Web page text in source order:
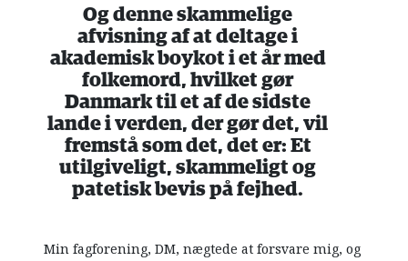
Og denne skammelige
afvisning af at deltage i
akademisk boykot i et år med
folkemord, hvilket gør
Danmark til et af de sidste
lande i verden, der gør det, vil
fremstå som det, det er: Et
utilgiveligt, skammeligt og
patetisk bevis på fejhed.
Min fagforening, DM, nægtede at forsvare mig, og